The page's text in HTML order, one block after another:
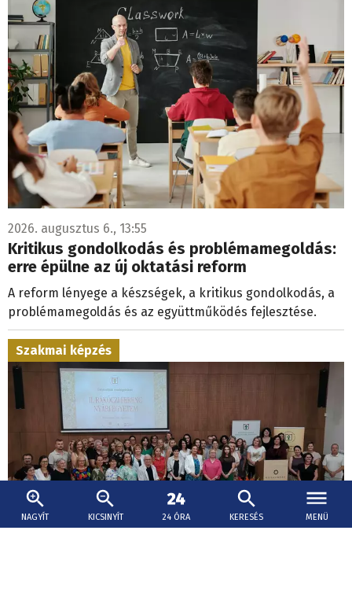
NAGYÍT KICSINYÍT 24 ÓRA KERESÉS MENÜ
2026. augusztus 6., 13:55
Kritikus gondolkodás és problémamegoldás:
erre épülne az új oktatási reform
A reform lényege a készségek, a kritikus gondolkodás, a
problémamegoldás és az együttműködés fejlesztése.
Szakmai képzés